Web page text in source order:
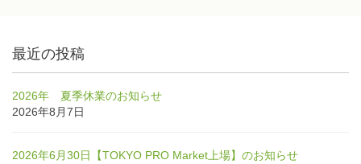
最近の投稿
2026年 夏季休業のお知らせ
2026年8月7日
2026年6月30日【TOKYO PRO Market上場】のお知らせ